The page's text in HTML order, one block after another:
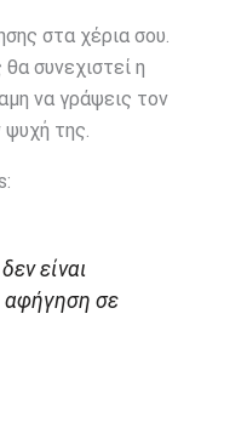
στα χέρια σου.
συνεχιστεί η
να γράψεις τον
της.
είναι
αφήγηση σε